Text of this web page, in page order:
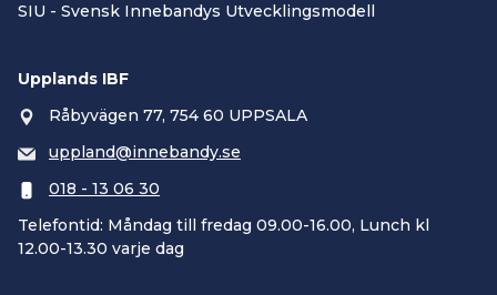
SIU - Svensk Innebandys Utvecklingsmodell
Upplands IBF
Råbyvägen 77, 754 60 UPPSALA
uppland@innebandy.se
018 - 13 06 30
Telefontid: Måndag till fredag 09.00-16.00, Lunch kl
12.00-13.30 varje dag